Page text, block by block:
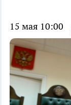
15 мая 10:00